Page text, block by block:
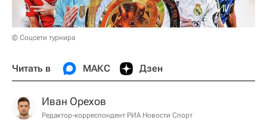
© Соцсети турнира
Читать в МАКС Дзен
Иван Орехов
Редактор-корреспондент РИА Новости Спорт